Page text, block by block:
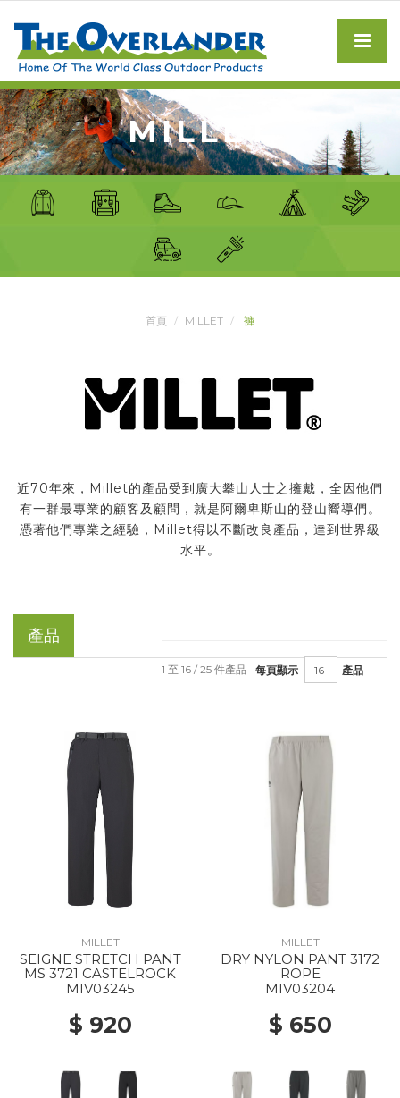
MILLET
首頁 MILLET 褲
近70年來，Millet的產品受到廣大攀山人士之擁戴，全因他們
有一群最專業的顧客及顧問，就是阿爾卑斯山的登山嚮導們。
憑著他們專業之經驗，Millet得以不斷改良產品，達到世界級
水平。
產品
每頁顯示 產品
1 至 16 / 25 件產品
MILLET
SEIGNE STRETCH PANT
MS 3721 CASTELROCK
MIV03245
$ 920
MILLET
DRY NYLON PANT 3172
ROPE
MIV03204
$ 650